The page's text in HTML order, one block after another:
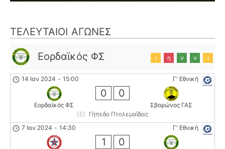
ΤΕΛΕΥΤΑΊΟΙ ΑΓΏΝΕΣ
Εορδαϊκός ΦΣ ι η ν ν ι
Γ' Εθνική
14 Ιαν 2024 - 15:00
Εορδαϊκός ΦΣ
0 0
Σβορώνος ΓΑΣ
Γήπεδο Πτολεμαΐδας
Γ' Εθνική
7 Ιαν 2024 - 14:30
1 0